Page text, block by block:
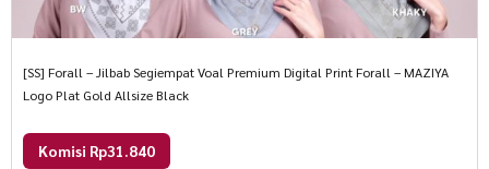
[SS] Forall – Jilbab Segiempat Voal Premium Digital Print Forall – MAZIYA
Logo Plat Gold Allsize Black
Komisi Rp31.840